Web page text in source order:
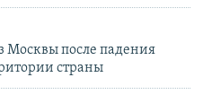
Москвы после падения
страны